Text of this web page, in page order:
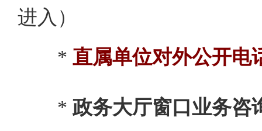
进入）
* 直属单位对外公开电
* 政务大厅窗口业务咨